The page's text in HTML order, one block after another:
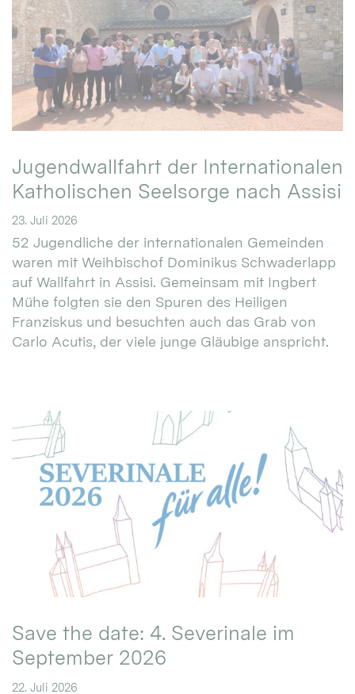
Jugendwallfahrt der Internationalen
Katholischen Seelsorge nach Assisi
23. Juli 2026
52 Jugendliche der internationalen Gemeinden
waren mit Weihbischof Dominikus Schwaderlapp
auf Wallfahrt in Assisi. Gemeinsam mit Ingbert
Mühe folgten sie den Spuren des Heiligen
Franziskus und besuchten auch das Grab von
Carlo Acutis, der viele junge Gläubige anspricht.
Save the date: 4. Severinale im
September 2026
22. Juli 2026